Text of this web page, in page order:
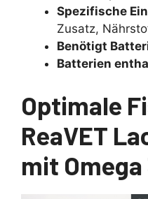
Spezifische
Zusatz,
Benötigt
Batterien
Optimale
ReaVET
mit Omega